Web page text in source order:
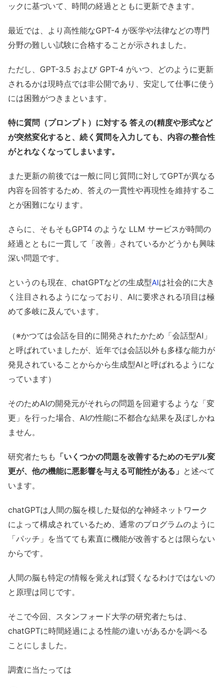
ックに基づいて、時間の経過とともに更新できます。
最近では、より高性能なGPT-4 が医学や法律などの専門
分野の難しい試験に合格することが示されました。
ただし、GPT-3.5 および GPT-4 がいつ、どのように更新
されるかは現時点では非公開であり、安定して仕事に使う
には困難がつきまといます。
特に質問（プロンプト）に対する 答えの(精度や形式など
が突然変化すると、続く質問を入力しても、内容の整合性
がとれなくなってしまいます。
また更新の前後では一般に同じ質問に対してGPTが異なる
内容を回答するため、答えの一貫性や再現性を維持するこ
とが困難になります。
さらに、そもそもGPT4 のような LLM サービスが時間の
経過とともに一貫して「改善」されているかどうかも興味
深い問題です。
というのも現在、chatGPTなどの生成型AIは社会的に大き
く注目されるようになっており、AIに要求される項目は極
めて多岐に及んでいます。
（※かつては会話を目的に開発されたかため「会話型AI」
と呼ばれていましたが、近年では会話以外も多様な能力が
発見されていることからから生成型AIと呼ばれるようにな
っています）
そのためAIの開発元がそれらの問題を回避するような「変
更」を行った場合、AIの性能に不都合な結果を及ぼしかね
ません。
研究者たちも 「いくつかの問題を改善するためのモデル変
更が、他の機能に悪影響を与える可能性がある」 と述べて
います。
chatGPTは人間の脳を模した疑似的な神経ネットワーク
によって構成されているため、通常のプログラムのように
「パッチ」を当てても素直に機能が改善するとは限らない
からです。
人間の脳も特定の情報を覚えれば賢くなるわけではないの
と原理は同じです。
そこで今回、スタンフォード大学の研究者たちは、
chatGPTに時間経過による性能の違いがあるかを調べる
ことにしました。
調査に当たっては